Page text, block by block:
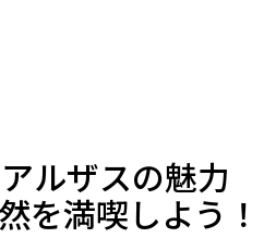
ルザスの魅力
を満喫しよう！